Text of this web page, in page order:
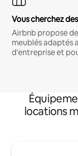
Vous cherchez
Airbnb propose
meublés adaptés
d'entreprise et
locations